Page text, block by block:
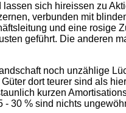
sich hireissen zu
verbunden mit
und eine rosige
geführt. Die anderen
noch unzählige
dort teurer sind als
kurzen
30 % sind nichts